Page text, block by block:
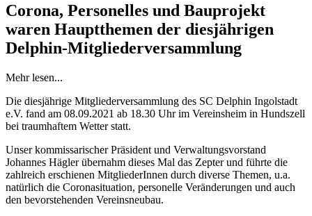
Corona, Personelles und Bauprojekt
waren Hauptthemen der diesjährigen
Delphin-Mitgliederversammlung
Mehr lesen...
Die diesjährige Mitgliederversammlung des SC Delphin Ingolstadt
e.V. fand am 08.09.2021 ab 18.30 Uhr im Vereinsheim in Hundszell
bei traumhaftem Wetter statt.
Unser kommissarischer Präsident und Verwaltungsvorstand
Johannes Hägler übernahm dieses Mal das Zepter und führte die
zahlreich erschienen MitgliederInnen durch diverse Themen, u.a.
natürlich die Coronasituation, personelle Veränderungen und auch
den bevorstehenden Vereinsneubau.